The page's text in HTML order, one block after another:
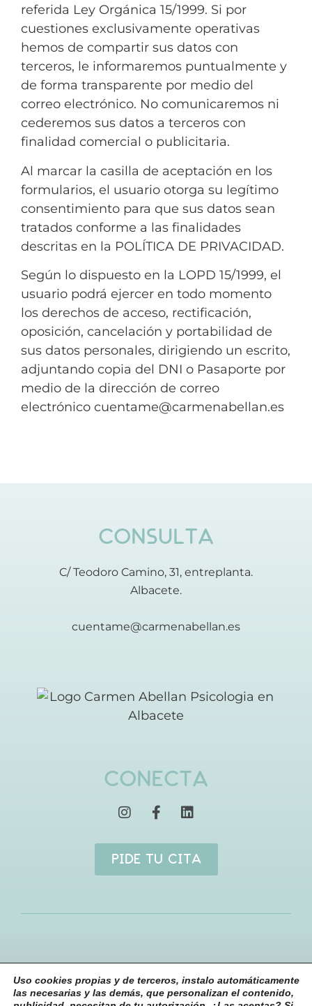
referida Ley Orgánica 15/1999. Si por
cuestiones exclusivamente operativas
hemos de compartir sus datos con
terceros, le informaremos puntualmente y
de forma transparente por medio del
correo electrónico. No comunicaremos ni
cederemos sus datos a terceros con
finalidad comercial o publicitaria.
Al marcar la casilla de aceptación en los
formularios, el usuario otorga su legítimo
consentimiento para que sus datos sean
tratados conforme a las finalidades
descritas en la POLÍTICA DE PRIVACIDAD.
Según lo dispuesto en la LOPD 15/1999, el
usuario podrá ejercer en todo momento
los derechos de acceso, rectificación,
oposición, cancelación y portabilidad de
sus datos personales, dirigiendo un escrito,
adjuntando copia del DNI o Pasaporte por
medio de la dirección de correo
electrónico cuentame@carmenabellan.es
CONSULTA
C/ Teodoro Camino, 31, entreplanta.
Albacete.
cuentame@carmenabellan.es
CONECTA
PIDE TU CITA
Aviso Legal|Privacidad|Cookies|Términos y
condiciones
Uso cookies propias y de terceros, instalo automáticamente
las necesarias y las demás, que personalizan el contenido,